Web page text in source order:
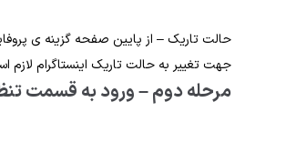
حالت تاریک – از پایین صفحه گزینه ی
جهت تغییر به حالت تاریک اینستاگرام
مرحله دوم – ورود به قسمت